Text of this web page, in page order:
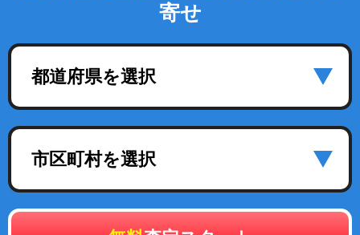
寄せ
都道府県を選択
市区町村を選択